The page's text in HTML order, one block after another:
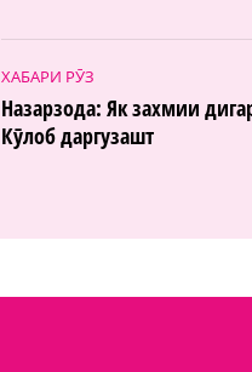
ХАБАРИ РӮЗ
Назарзода: Як захмии
Кӯлоб даргузашт